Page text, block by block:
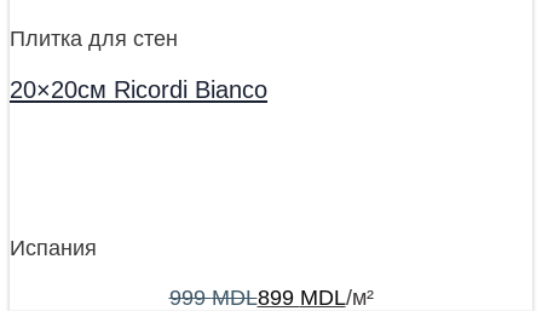
Плитка для стен
20×20см Ricordi Bianco
Испания
999MDL899 MDL/м²